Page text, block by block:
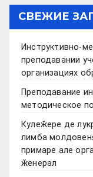
СВЕЖИЕ
Инструктивно-
преподавании
организациях
Преподавание
методическое
Кулеӂере де
лимба
примаре але
ӂенерал